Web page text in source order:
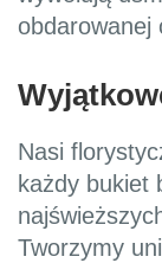
obdarowanej
Nasi
każdy bukiet
Tworzymy